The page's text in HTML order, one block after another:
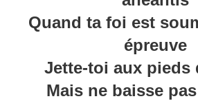
Quand ta foi est
épreuve
Jette-toi aux pieds
Mais ne baisse